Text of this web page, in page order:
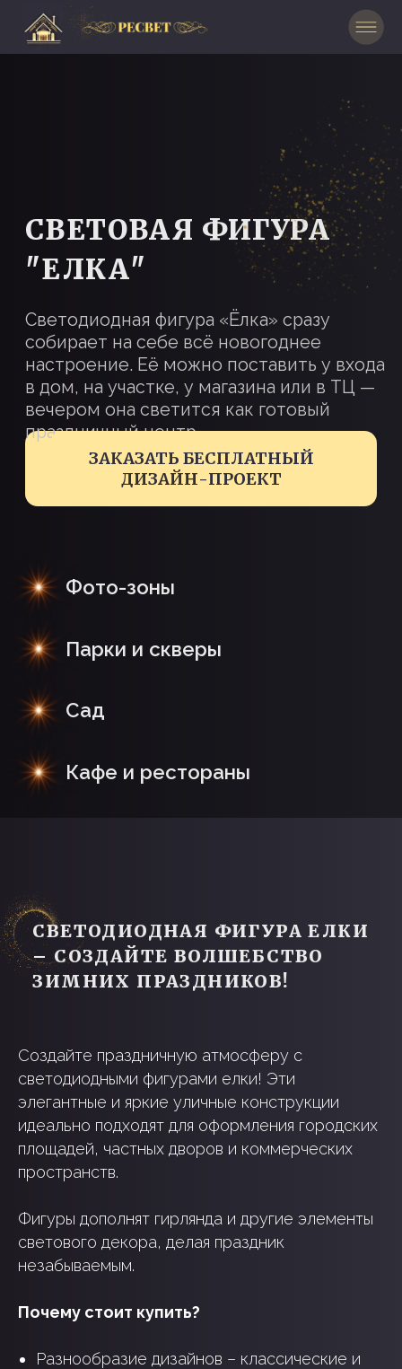
Светодиодная фигура «Ёлка» сразу
собирает на себе всё новогоднее
настроение. Её можно поставить у входа
в дом, на участке, у магазина или в ТЦ —
ЗАКАЗАТЬ БЕСПЛАТНЫЙ
ДИЗАЙН-ПРОЕКТ
Парки и скверы
Фото-зоны
Сад
СВЕТОДИОДНАЯ ФИГУРА ЕЛКИ
ЗИМНИХ ПРАЗДНИКОВ!
Создайте праздничную атмосферу с
светодиодными фигурами елки! Эти
элегантные и яркие уличные конструкции
идеально подходят для оформления городских
площадей, частных дворов и коммерческих
пространств.
Фигуры дополнят гирлянда и другие элементы
светового декора, делая праздник
незабываемым.
Почему стоит купить?
Разнообразие дизайнов – классические и